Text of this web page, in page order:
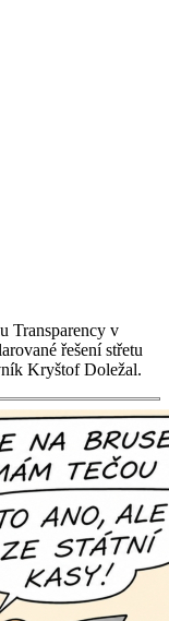
Transparency v
řešení střetu
Kryštof Doležal.